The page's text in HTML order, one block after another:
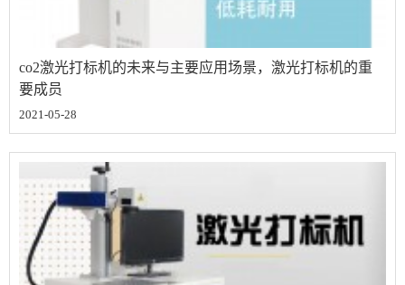
co2激光打标机的未来与主要应用场景，激光打标机的重
要成员
2021-05-28